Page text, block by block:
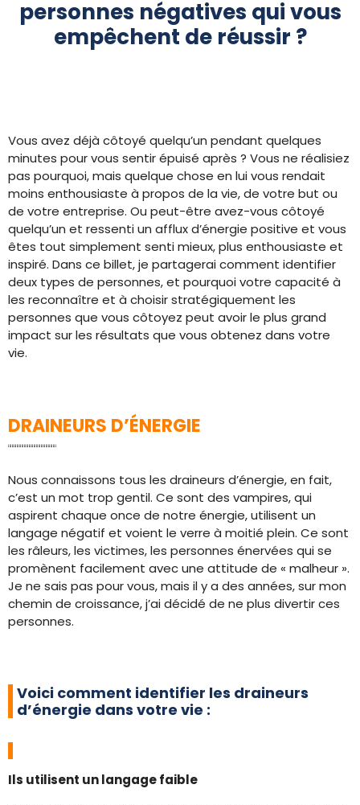
personnes négatives qui vous
empêchent de réussir ?
Vous avez déjà côtoyé quelqu’un pendant quelques
minutes pour vous sentir épuisé après ? Vous ne réalisiez
pas pourquoi, mais quelque chose en lui vous rendait
moins enthousiaste à propos de la vie, de votre but ou
de votre entreprise. Ou peut-être avez-vous côtoyé
quelqu’un et ressenti un afflux d’énergie positive et vous
êtes tout simplement senti mieux, plus enthousiaste et
inspiré. Dans ce billet, je partagerai comment identifier
deux types de personnes, et pourquoi votre capacité à
les reconnaître et à choisir stratégiquement les
personnes que vous côtoyez peut avoir le plus grand
impact sur les résultats que vous obtenez dans votre
vie.
DRAINEURS D’ÉNERGIE
Nous connaissons tous les draineurs d’énergie, en fait,
c’est un mot trop gentil. Ce sont des vampires, qui
aspirent chaque once de notre énergie, utilisent un
langage négatif et voient le verre à moitié plein. Ce sont
les râleurs, les victimes, les personnes énervées qui se
promènent facilement avec une attitude de « malheur ».
Je ne sais pas pour vous, mais il y a des années, sur mon
chemin de croissance, j’ai décidé de ne plus divertir ces
personnes.
Voici comment identifier les draineurs
d’énergie dans votre vie :
Ils utilisent un langage faible